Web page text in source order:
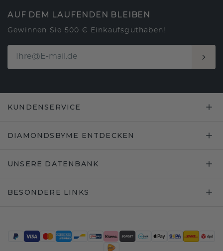
AUF DEM LAUFENDEN BLEIBEN
Gewinnen Sie 500 € Einkaufsguthaben!
KUNDENSERVICE
DIAMONDSBYME ENTDECKEN
UNSERE DATENBANK
BESONDERE LINKS